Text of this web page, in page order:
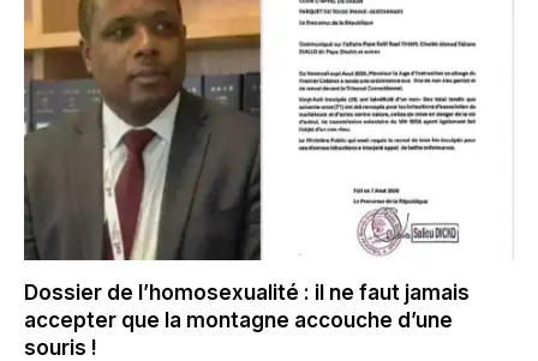
Dossier de l’homosexualité : il ne faut jamais
accepter que la montagne accouche d’une
souris !